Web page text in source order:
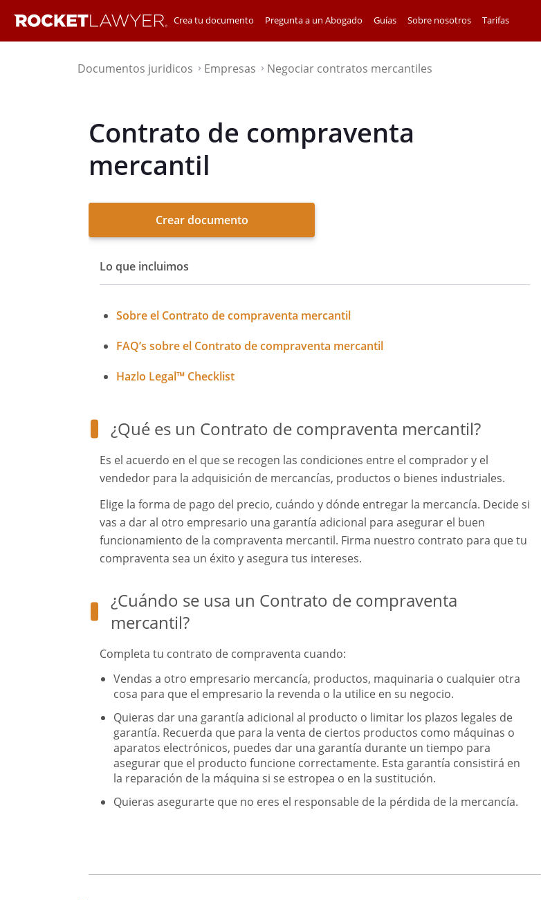
Crea tu documento Pregunta a un Abogado Guías Sobre nosotros Tarifas
Documentos juridicos⌃ Empresas⌃ Negociar contratos mercantiles
Contrato de compraventa
mercantil
Crear documento
Lo que incluimos
Sobre el Contrato de compraventa mercantil
FAQ’s sobre el Contrato de compraventa mercantil
Hazlo Legal™ Checklist
¿Qué es un Contrato de compraventa mercantil?
Es el acuerdo en el que se recogen las condiciones entre el comprador y el
vendedor para la adquisición de mercancías, productos o bienes industriales.
Elige la forma de pago del precio, cuándo y dónde entregar la mercancía. Decide si
vas a dar al otro empresario una garantía adicional para asegurar el buen
funcionamiento de la compraventa mercantil. Firma nuestro contrato para que tu
compraventa sea un éxito y asegura tus intereses.
¿Cuándo se usa un Contrato de compraventa
mercantil?
Completa tu contrato de compraventa cuando:
Vendas a otro empresario mercancía, productos, maquinaria o cualquier otra
cosa para que el empresario la revenda o la utilice en su negocio.
Quieras dar una garantía adicional al producto o limitar los plazos legales de
garantía. Recuerda que para la venta de ciertos productos como máquinas o
aparatos electrónicos, puedes dar una garantía durante un tiempo para
asegurar que el producto funcione correctamente. Esta garantía consistirá en
la reparación de la máquina si se estropea o en la sustitución.
Quieras asegurarte que no eres el responsable de la pérdida de la mercancía.